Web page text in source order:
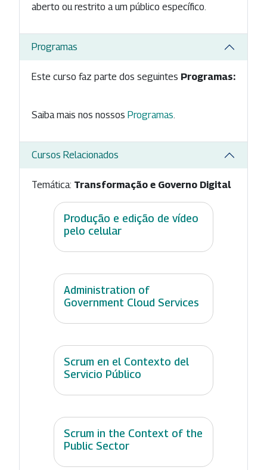
aberto ou restrito a um público específico.
Programas
Este curso faz parte dos seguintes Programas:
Saiba mais nos nossos Programas
Cursos Relacionados
Temática: Transformação e Governo Digital
Produção e edição de vídeo
pelo celular
Administration of
Government Cloud Services
Scrum en el Contexto del
Servicio Público
Scrum in the Context of the
Public Sector